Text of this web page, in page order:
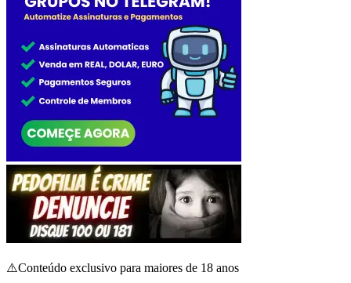
⚠️Conteúdo exclusivo para maiores de 18 anos